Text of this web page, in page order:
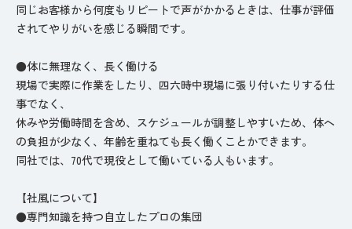
同じお客様から何度もリピートで声がかかるときは、仕事が評価
されてやりがいを感じる瞬間です。
●体に無理なく、長く働ける
現場で実際に作業をしたり、四六時中現場に張り付いたりする仕
事でなく、
休みや労働時間を含め、スケジュールが調整しやすいため、体へ
の負担が少なく、年齢を重ねても長く働くことかできます。
同社では、70代で現役として働いている人もいます。
【社風について】
●専門知識を持つ自立したプロの集団